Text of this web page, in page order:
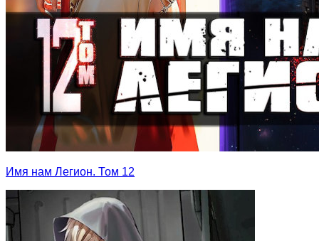
Имя нам Легион. Том 12